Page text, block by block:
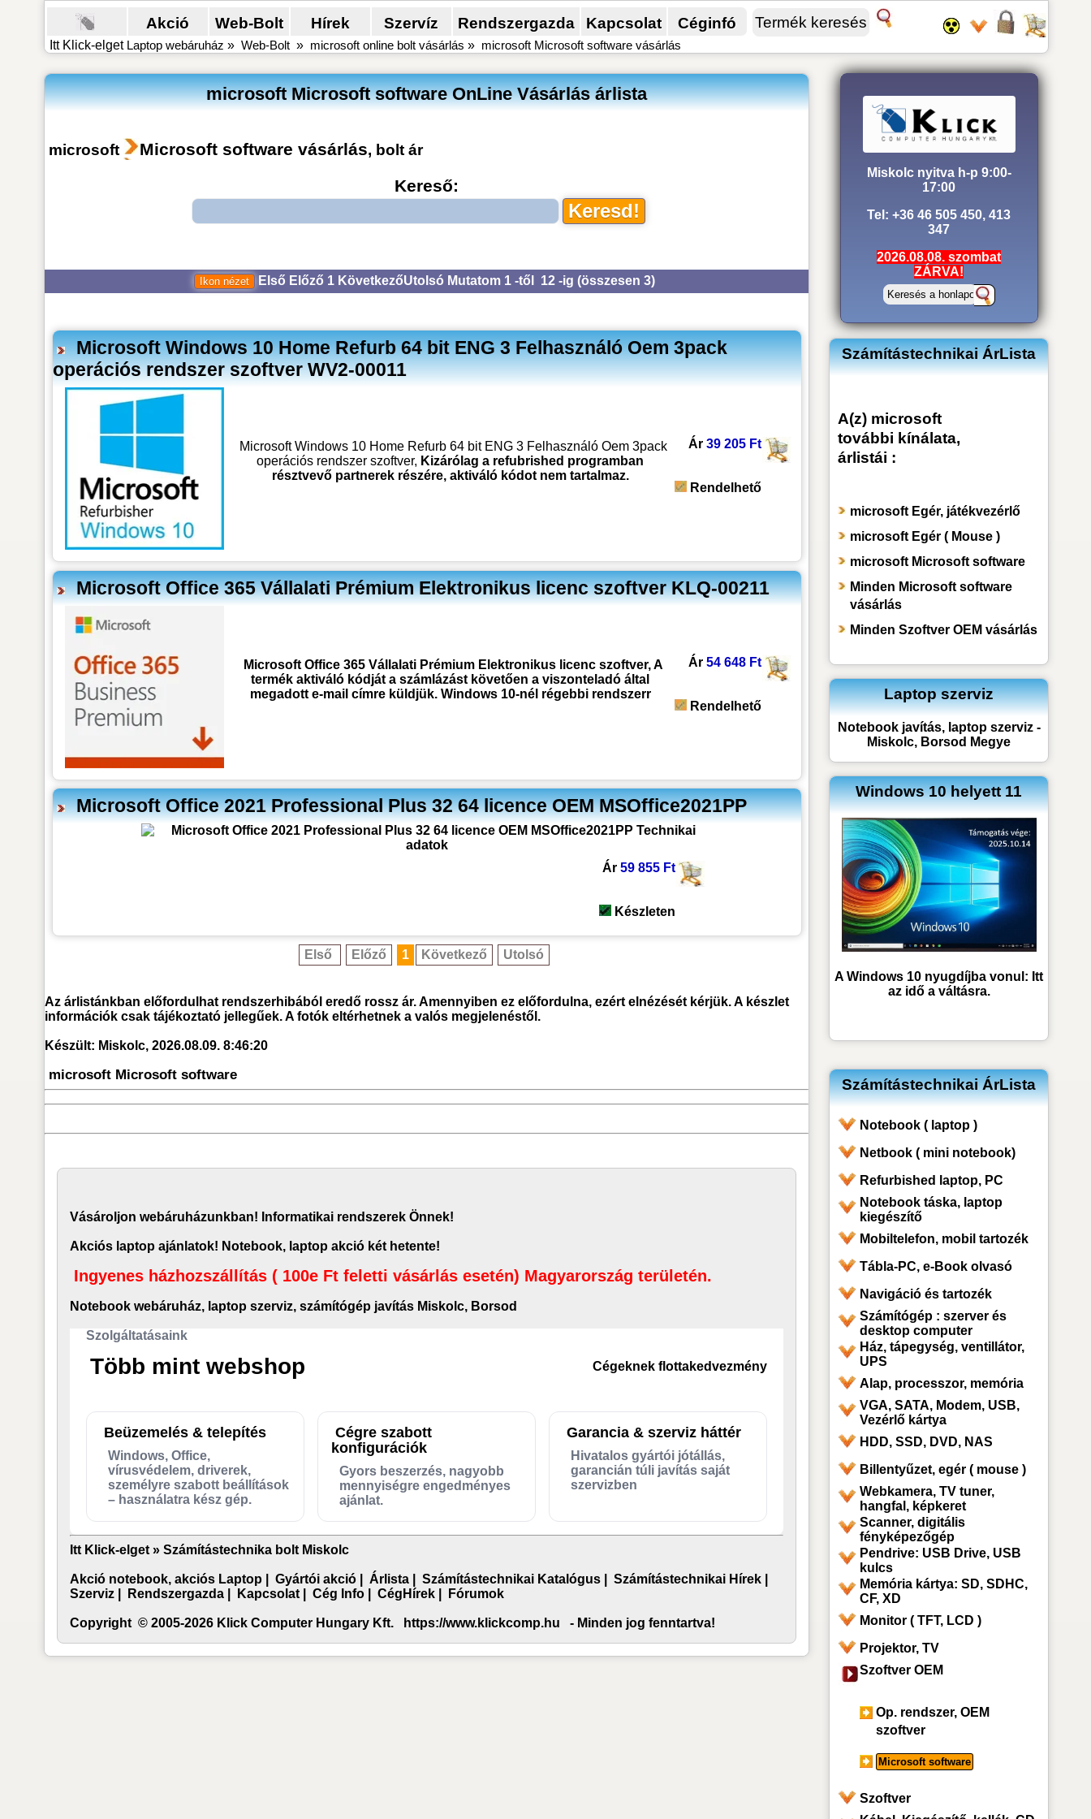
Akció Web-Bolt Hírek Szervíz Rendszergazda Kapcsolat Céginfó
Itt Klick-elget Laptop webáruház » Web-Bolt» microsoft online bolt vásárlás » microsoft Microsoft software vásárlás
microsoft Microsoft software OnLine Vásárlás árlista
microsoft Microsoft software vásárlás, bolt ár
Kereső:
Első Előző 1 KövetkezőUtolsó Mutatom 1 -től 12 -ig (összesen 3)
Microsoft Windows 10 Home Refurb 64 bit ENG 3 Felhasználó Oem 3pack
operációs rendszer szoftver WV2-00011
Microsoft Windows 10 Home Refurb 64 bit ENG 3 Felhasználó Oem 3pack
operációs rendszer szoftver, Kizárólag a refubrished programban
résztvevő partnerek részére, aktiváló kódot nem tartalmaz.
Ár39 205 Ft
Rendelhető
Microsoft Office 365 Vállalati Prémium Elektronikus licenc szoftver KLQ-00211
Microsoft Office 365 Vállalati Prémium Elektronikus licenc szoftver, A
termék aktiváló kódját a számlázást követően a viszonteladó által
megadott e-mail címre küldjük. Windows 10-nél régebbi rendszerr
Ár54 648 Ft
Rendelhető
Microsoft Office 2021 Professional Plus 32 64 licence OEM MSOffice2021PP
Ár 59 855 Ft
Készleten
Első Előző 1 Következő Utolsó
Az árlistánkban előfordulhat rendszerhibából eredő rossz ár. Amennyiben ez előfordulna, ezért elnézését kérjük. A készlet
információk csak tájékoztató jellegűek. A fotók eltérhetnek a valós megjelenéstől.
Készült: Miskolc, 2026.08.09. 8:46:20
microsoft Microsoft software
Vásároljon webáruházunkban! Informatikai rendszerek Önnek!
Akciós laptop ajánlatok! Notebook, laptop akció két hetente!
Ingyenes házhozszállítás ( 100e Ft feletti vásárlás esetén) Magyarország területén.
Notebook webáruház, laptop szerviz, számítógép javítás Miskolc, Borsod
Szolgáltatásaink
Több mint webshop Cégeknek flottakedvezmény
Beüzemelés & telepítés
Windows, Office,
vírusvédelem, driverek,
személyre szabott beállítások
– használatra kész gép.
Cégre szabott
konfigurációk
Gyors beszerzés, nagyobb
mennyiségre engedményes
ajánlat.
Garancia & szerviz háttér
Hivatalos gyártói jótállás,
garancián túli javítás saját
szervizben
Itt Klick-elget » Számítástechnika bolt Miskolc
Akció notebook, akciós Laptop Gyártói akció| Árlista| Számítástechnikai Katalógus| Számítástechnikai Hírek|
Szerviz| Rendszergazda| Kapcsolat| Cég Info| CégHírek| Fórumok
Copyright © 2005-2026 Klick Computer Hungary Kft. https://www.klickcomp.hu - Minden jog fenntartva!
Miskolc nyitva h-p 9:00-
17:00
Tel: +36 46 505 450, 413
347
2026.08.08. szombat
ZÁRVA!
Számítástechnikai ÁrLista
A(z) microsoft
további kínálata,
árlistái :
microsoft Egér, játékvezérlő
microsoft Egér ( Mouse )
microsoft Microsoft software
Minden Microsoft software
vásárlás
Minden Szoftver OEM vásárlás
Laptop szerviz
Notebook javítás, laptop szerviz -
Miskolc, Borsod Megye
Windows 10 helyett 11
A Windows 10 nyugdíjba vonul: Itt
az idő a váltásra.
Számítástechnikai ÁrLista
Notebook ( laptop )
Netbook ( mini notebook)
Refurbished laptop, PC
Notebook táska, laptop
kiegészítő
Mobiltelefon, mobil tartozék
Tábla-PC, e-Book olvasó
Navigáció és tartozék
Számítógép : szerver és
desktop computer
Ház, tápegység, ventillátor,
UPS
Alap, processzor, memória
VGA, SATA, Modem, USB,
Vezérlő kártya
HDD, SSD, DVD, NAS
Billentyűzet, egér ( mouse )
Webkamera, TV tuner,
hangfal, képkeret
Scanner, digitális
fényképezőgép
Pendrive: USB Drive, USB
kulcs
Memória kártya: SD, SDHC,
CF, XD
Monitor ( TFT, LCD )
Projektor, TV
Szoftver OEM
Op. rendszer, OEM
szoftver
Microsoft software
Szoftver